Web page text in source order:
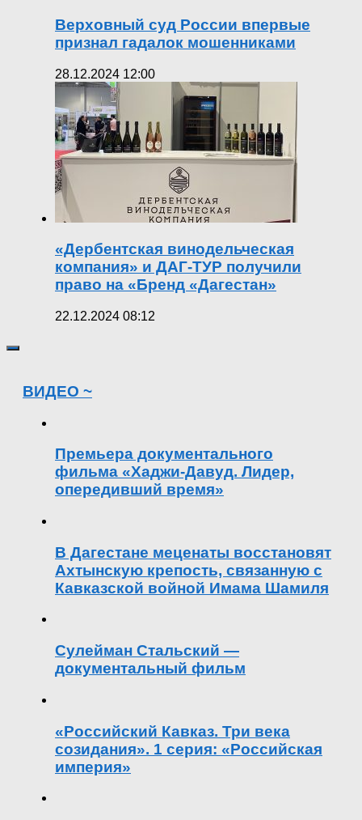
Верховный суд России впервые
признал гадалок мошенниками
28.12.2024 12:00
«Дербентская винодельческая
компания» и ДАГ-ТУР получили
право на «Бренд «Дагестан»
22.12.2024 08:12
ВИДЕО ~
Премьера документального
фильма «Хаджи-Давуд. Лидер,
опередивший время»
В Дагестане меценаты восстановят
Ахтынскую крепость, связанную с
Кавказской войной Имама Шамиля
Сулейман Стальский —
документальный фильм
«Российский Кавказ. Три века
созидания». 1 серия: «Российская
империя»